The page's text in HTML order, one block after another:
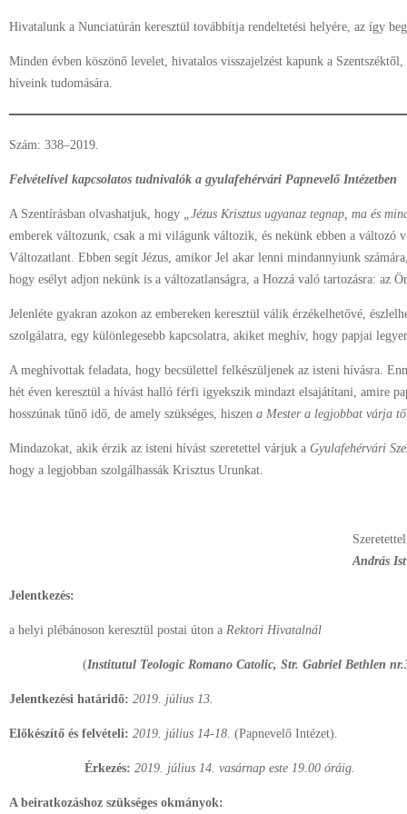
Hivatalunk a Nunciatúrán keresztül továbbítja rendeltetési helyére, az így
Minden évben köszönő levelet, hivatalos visszajelzést kapunk a
híveink tudomására.
Szám: 338–2019.
Felvételivel kapcsolatos tudnivalók a gyulafehérvári Papnevelő Intézetben
A Szentírásban olvashatjuk, hogy „Jézus Krisztus ugyanaz tegnap, ma és
emberek változunk, csak a mi világunk változik, és nekünk ebben a változó
Változatlant. Ebben segít Jézus, amikor Jel akar lenni mindannyiunk
hogy esélyt adjon nekünk is a változatlanságra, a Hozzá való tartozásra: az
Jelenléte gyakran azokon az embereken keresztül válik érzékelhetővé,
szolgálatra, egy különlegesebb kapcsolatra, akiket meghív, hogy papjai
A meghívottak feladata, hogy becsülettel felkészüljenek az isteni hívásra.
hét éven keresztül a hívást halló férfi igyekszik mindazt elsajátítani, amire
hosszúnak tűnő idő, de amely szükséges, hiszen a Mester a legjobbat várja
Mindazokat, akik érzik az isteni hívást szeretettel várjuk a Gyulafehérvári
hogy a legjobban szolgálhassák Krisztus Urunkat.
András
Jelentkezés:
a helyi plébánoson keresztül postai úton a Rektori Hivatalnál
(Institutul Teologic Romano Catolic, Str. Gabriel Bethlen
Jelentkezési határidő: 2019. július 13.
Előkészítő és felvételi: 2019. július 14-18. (Papnevelő Intézet).
Érkezés: 2019. július 14. vasárnap este 19.00 óráig.
A beiratkozáshoz szükséges okmányok: